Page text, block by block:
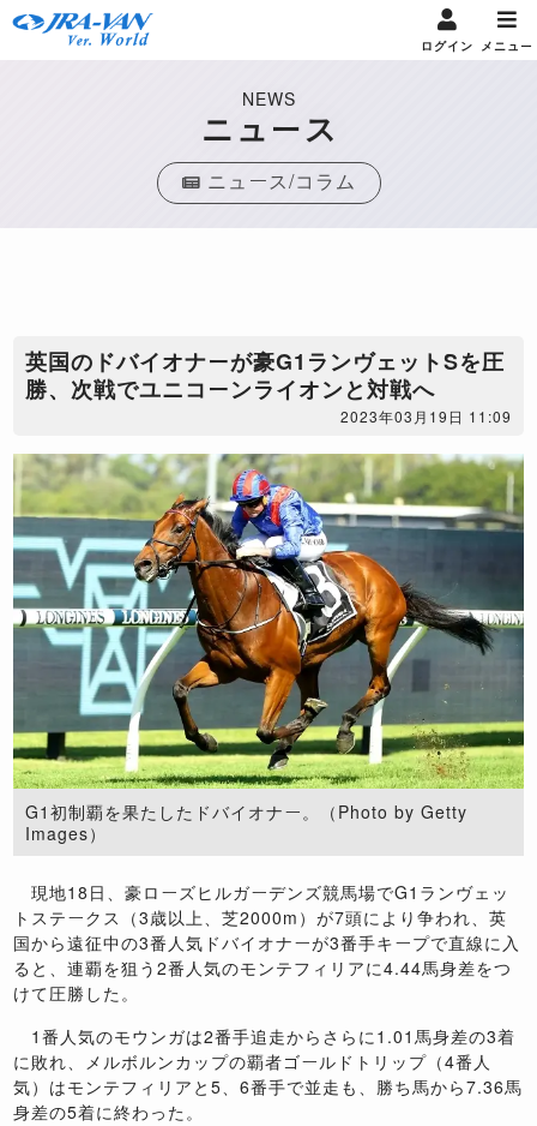
ログイン メニュー
NEWS
ニュース
ニュース/コラム
英国のドバイオナーが豪G1ランヴェットSを圧
勝、次戦でユニコーンライオンと対戦へ
2023年03月19日 11:09
G1初制覇を果たしたドバイオナー。（Photo by Getty
Images）
現地18日、豪ローズヒルガーデンズ競馬場でG1ランヴェッ
トステークス（3歳以上、芝2000m）が7頭により争われ、英
国から遠征中の3番人気ドバイオナーが3番手キープで直線に入
ると、連覇を狙う2番人気のモンテフィリアに4.44馬身差をつ
けて圧勝した。
1番人気のモウンガは2番手追走からさらに1.01馬身差の3着
に敗れ、メルボルンカップの覇者ゴールドトリップ（4番人
気）はモンテフィリアと5、6番手で並走も、勝ち馬から7.36馬
身差の5着に終わった。